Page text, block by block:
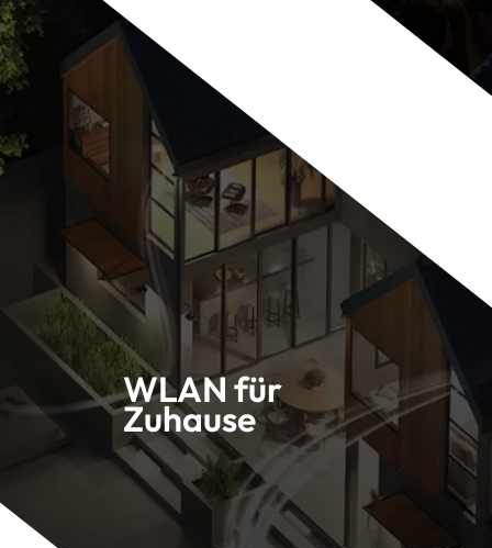
WLAN für
Zuhause